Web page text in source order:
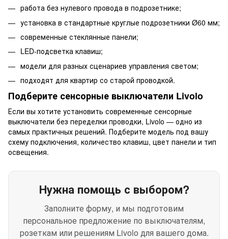
работа без нулевого провода в подрозетнике;
установка в стандартные круглые подрозетники Ø60 мм;
современные стеклянные панели;
LED-подсветка клавиш;
модели для разных сценариев управления светом;
подходят для квартир со старой проводкой.
Подберите сенсорные выключатели Livolo
Если вы хотите установить современные сенсорные
выключатели без переделки проводки, Livolo — одно из
самых практичных решений. Подберите модель под вашу
схему подключения, количество клавиш, цвет панели и тип
освещения.
Нужна помощь с выбором?
Заполните форму, и мы подготовим
персональное предложение по выключателям,
розеткам или решениям Livolo для вашего дома.